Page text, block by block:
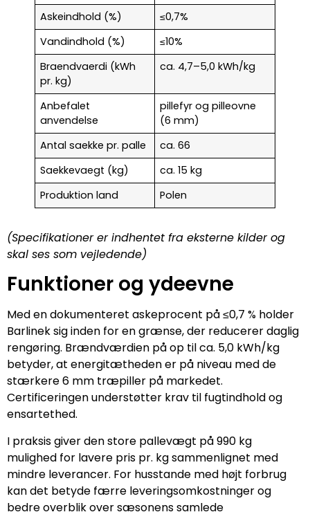
Askeindhold (%)
≤0,7%
Vandindhold (%)
≤10%
Braendvaerdi (kWh
pr. kg)
ca. 4,7–5,0 kWh/kg
Anbefalet
anvendelse
pillefyr og pilleovne
(6 mm)
Antal saekke pr. palle
ca. 66
Saekkevaegt (kg)
ca. 15 kg
Produktion land
Polen
(Specifikationer er indhentet fra eksterne kilder og
skal ses som vejledende)
Funktioner og ydeevne
Med en dokumenteret askeprocent på ≤0,7 % holder
Barlinek sig inden for en grænse, der reducerer daglig
rengøring. Brændværdien på op til ca. 5,0 kWh/kg
betyder, at energitætheden er på niveau med de
stærkere 6 mm træpiller på markedet.
Certificeringen understøtter krav til fugtindhold og
ensartethed.
I praksis giver den store pallevægt på 990 kg
mulighed for lavere pris pr. kg sammenlignet med
mindre leverancer. For husstande med højt forbrug
kan det betyde færre leveringsomkostninger og
bedre overblik over sæsonens samlede